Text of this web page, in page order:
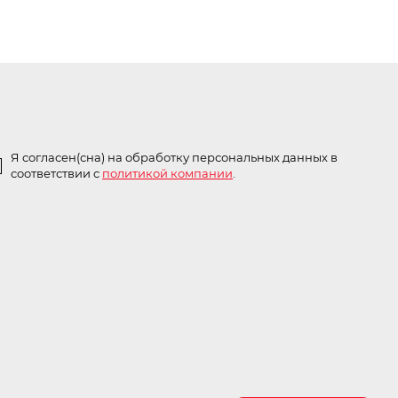
Я согласен(сна) на обработку персональных данных в
соответствии с политикой компании